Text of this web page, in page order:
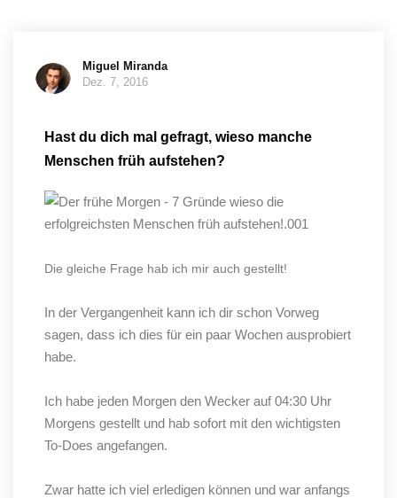
Miguel Miranda
Dez. 7, 2016
Hast du dich mal gefragt, wieso manche
Menschen früh aufstehen?
Die gleiche Frage hab ich mir auch gestellt!
In der Vergangenheit kann ich dir schon Vorweg
sagen, dass ich dies für ein paar Wochen ausprobiert
habe.
Ich habe jeden Morgen den Wecker auf 04:30 Uhr
Morgens gestellt und hab sofort mit den wichtigsten
To-Does angefangen.
Zwar hatte ich viel erledigen können und war anfangs